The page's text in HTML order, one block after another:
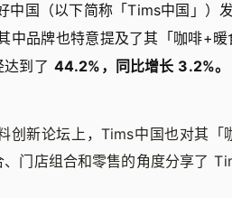
国（以下简称「Tims中国」）
中品牌也特意提及了其「咖啡+
到了 44.2%，同比增长 3.2%。
创新论坛上，Tims中国也对其「
门店组合和零售的角度分享了